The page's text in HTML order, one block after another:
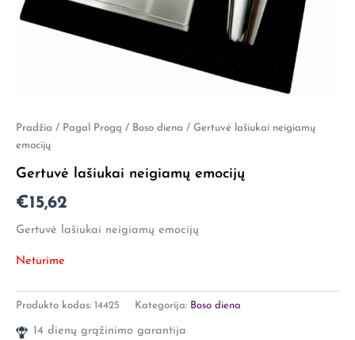
Pradžia / Pagal Progą / Boso diena / Gertuvė lašiukai neigiamų
emocijų
Gertuvė lašiukai neigiamų emocijų
€15,62
Gertuvė lašiukai neigiamų emocijų
Neturime
Produkto kodas: 14425 Kategorija: Boso diena
14 dienų grąžinimo garantija